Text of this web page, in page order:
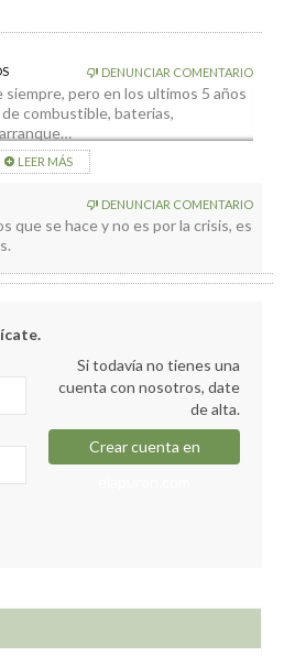
DENUNCIAR COMENTARIO
pero en los ultimos 5 años
combustible, baterias,
LEER MÁS
DENUNCIAR COMENTARIO
que se hace y no es por la crisis, es
Si todavía no tienes una
cuenta con nosotros, date
de alta.
Crear cuenta en